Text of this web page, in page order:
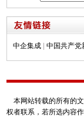
中企集成 中国共产党
本网站转载的所有的文
权者联系，若所选内容